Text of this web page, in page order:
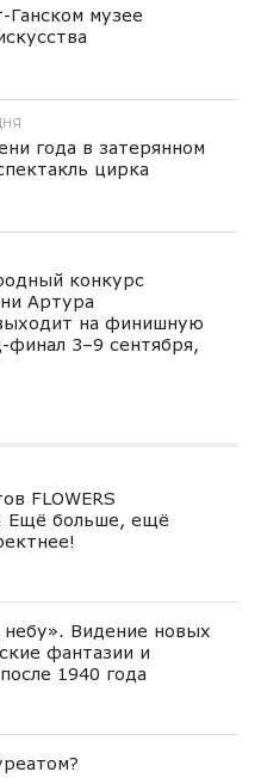
Ганском музее
года в затерянном
цирка
конкурс
Артура
на финишную
3–9 сентября,
FLOWERS
Ещё больше, ещё
Видение новых
фантазии и
1940 года